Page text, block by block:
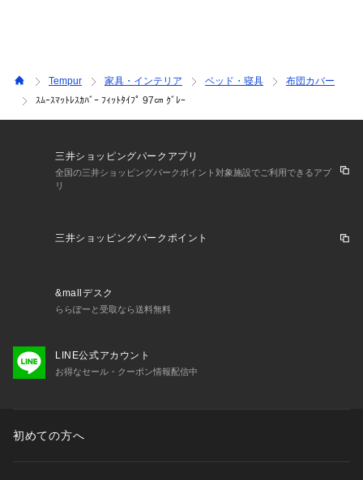
Tempur 家具・インテリア ベッド・寝具
布団カバー
ｽﾑｰｽﾏｯﾄﾚｽｶﾊﾞｰ ﾌｨｯﾄﾀｲﾌﾟ 97㎝ ｸﾞﾚｰ
三井ショッピングパークアプリ
全国の三井ショッピングパークポイント対象施設でご利用できるアプ
リ
三井ショッピングパークポイント
&mallデスク
ららぽーと受取なら送料無料
LINE公式アカウント
お得なセール・クーポン情報配信中
初めての方へ